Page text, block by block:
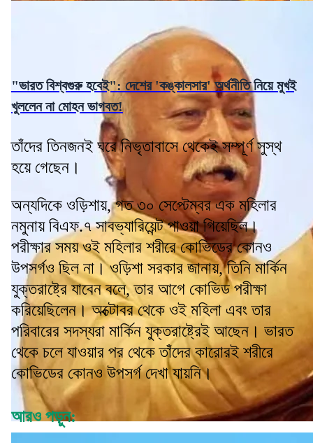
"ভারত বিশ্বগুরু হবেই": দেশের 'কঙ্কালসার' অর্থনীতি নিয়ে মুখই
খুললেন না মোহন ভাগবত!
তাঁদের তিনজনই ঘরে নিভৃতাবাসে থেকেই সম্পূর্ণ সুস্থ
হয়ে গেছেন।
অন্যদিকে ওড়িশায়, গত ৩০ সেপ্টেম্বর এক মহিলার
নমুনায় বিএফ.৭ সাবভ্যারিয়েন্ট পাওয়া গিয়েছিল।
পরীক্ষার সময় ওই মহিলার শরীরে কোভিডের কোনও
উপসর্গও ছিল না। ওড়িশা সরকার জানায়, তিনি মার্কিন
যুক্তরাষ্ট্রে যাবেন বলে, তার আগে কোভিড পরীক্ষা
করিয়েছিলেন। অক্টোবর থেকে ওই মহিলা এবং তার
পরিবারের সদস্যরা মার্কিন যুক্তরাষ্ট্রেই আছেন। ভারত
থেকে চলে যাওয়ার পর থেকে তাঁদের কারোরই শরীরে
কোভিডের কোনও উপসর্গ দেখা যায়নি।
আরও পড়ুন: